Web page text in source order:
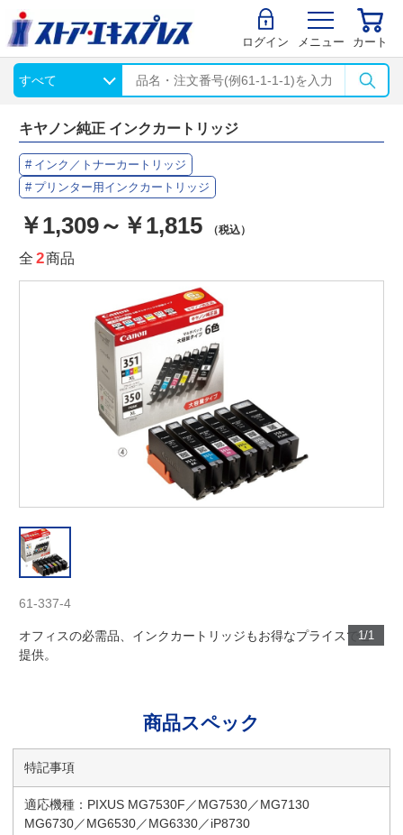
ログイン メニュー カート
キヤノン純正 インクカートリッジ
インク／トナーカートリッジ
プリンター用インクカートリッジ
￥1,309～￥1,815 （税込）
全 2商品
1/1
61-337-4
オフィスの必需品、インクカートリッジもお得なプライスでご
提供。
商品スペック
特記事項
適応機種：PIXUS MG7530F／MG7530／MG7130
MG6730／MG6530／MG6330／iP8730